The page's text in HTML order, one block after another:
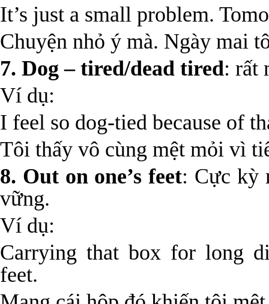
It’s just a small problem.
Chuyện nhỏ ý mà. Ngày mai
7. Dog – tired/dead tired: rất
Ví dụ:
I feel so dog-tied because of
Tôi thấy vô cùng mệt mỏi vì
8. Out on one’s feet: Cực kỳ
vững.
Ví dụ:
Carrying that box for long
feet.